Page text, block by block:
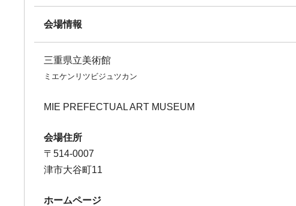
会場情報
三重県立美術館
ミエケンリツビジュツカン
MIE PREFECTUAL ART MUSEUM
会場住所
〒514-0007
津市大谷町11
ホームページ